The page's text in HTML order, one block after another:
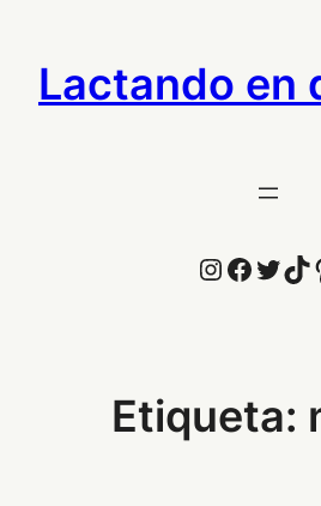
contenido
Lactando en
Etiqueta: